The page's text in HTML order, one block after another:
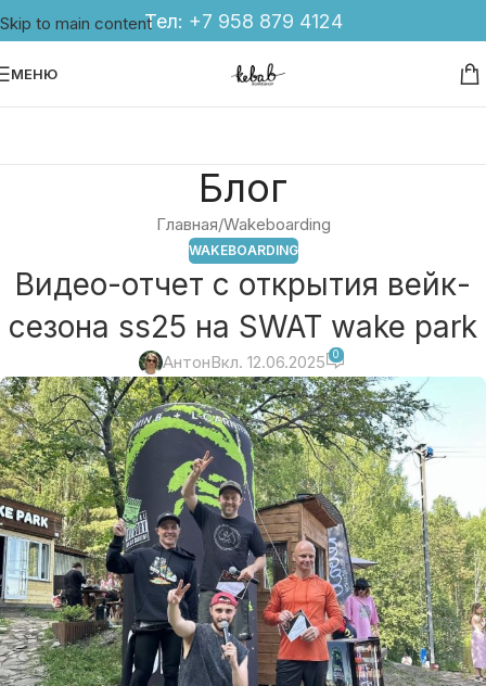
Skip to main contentТел: +7 958 879 4124
МЕНЮ
Блог
Главная Wakeboarding
WAKEBOARDING
Видео-отчет с открытия вейк-
сезона ss25 на SWAT wake park
АнтонВкл. 12.06.2025 0